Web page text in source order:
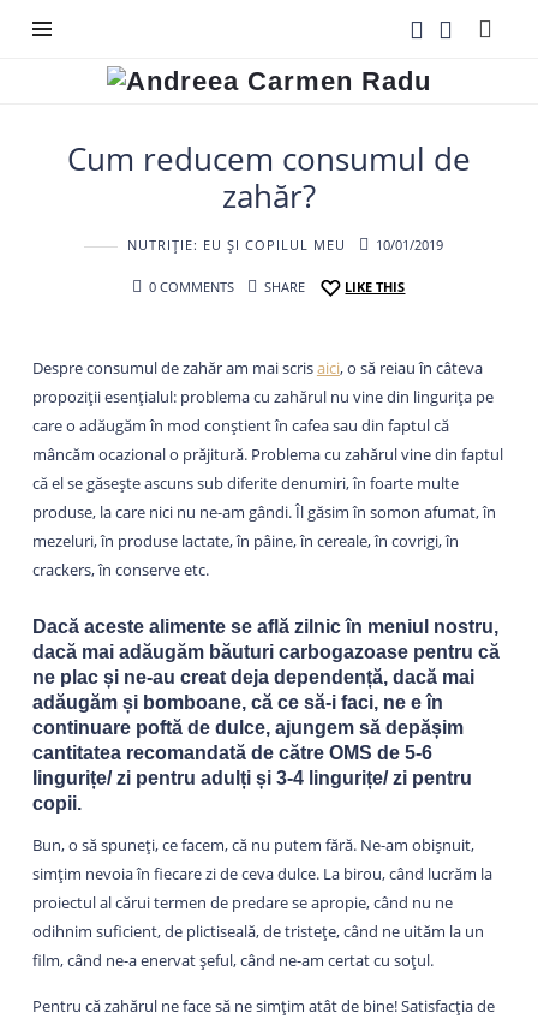
Andreea
Cum reducem consumul de
zahăr?
NUTRIȚIE: EU ȘI COPILUL MEU 10/01/2019
0 COMMENTS SHARE LIKE THIS
Despre consumul de zahăr am mai scrisaici, o să reiau în câteva
propoziții esențialul: problema cu zahărul nu vine din lingurița pe
care o adăugăm în mod conștient în cafea sau din faptul că
mâncăm ocazional o prăjitură. Problema cu zahărul vine din faptul
că el se găsește ascuns sub diferite denumiri, în foarte multe
produse, la care nici nu ne-am gândi. Îl găsim în somon afumat, în
mezeluri, în produse lactate, în pâine, în cereale, în covrigi, în
crackers, în conserve etc.
Dacă aceste alimente se află zilnic în meniul nostru,
dacă mai adăugăm băuturi carbogazoase pentru că
ne plac și ne-au creat deja dependență, dacă mai
adăugăm și bomboane, că ce să-i faci, ne e în
continuare poftă de dulce, ajungem să depășim
cantitatea recomandată de către OMS de 5-6
lingurițe/ zi pentru adulți și 3-4 lingurițe/ zi pentru
copii.
Bun, o să spuneți, ce facem, că nu putem fără. Ne-am obișnuit,
simțim nevoia în fiecare zi de ceva dulce. La birou, când lucrăm la
proiectul al cărui termen de predare se apropie, când nu ne
odihnim suficient, de plictiseală, de tristețe, când ne uităm la un
film, când ne-a enervat șeful, când ne-am certat cu soțul.
Pentru că zahărul ne face să ne simțim atât de bine! Satisfacția de